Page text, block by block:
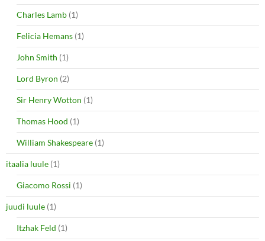
Charles Lamb (1)
Felicia Hemans (1)
John Smith (1)
Lord Byron (2)
Sir Henry Wotton (1)
Thomas Hood (1)
William Shakespeare (1)
itaalia luule (1)
Giacomo Rossi (1)
juudi luule (1)
Itzhak Feld (1)